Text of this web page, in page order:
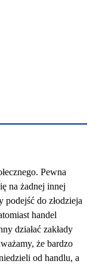
Pewna
na żadnej innej
do złodzieja
handel
działać zakłady
że bardzo
od handlu, a